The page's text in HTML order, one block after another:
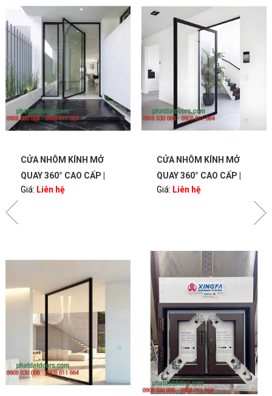
CỬA NHÔM KÍNH MỞ
QUAY 360° CAO CẤP |
BẢN LỀ PIVOT – SANG
Giá: Liên hệ
CỬA NHÔM KÍNH MỞ
QUAY 360° CAO CẤP |
BẢN LỀ PIVOT – SANG
Giá: Liên hệ